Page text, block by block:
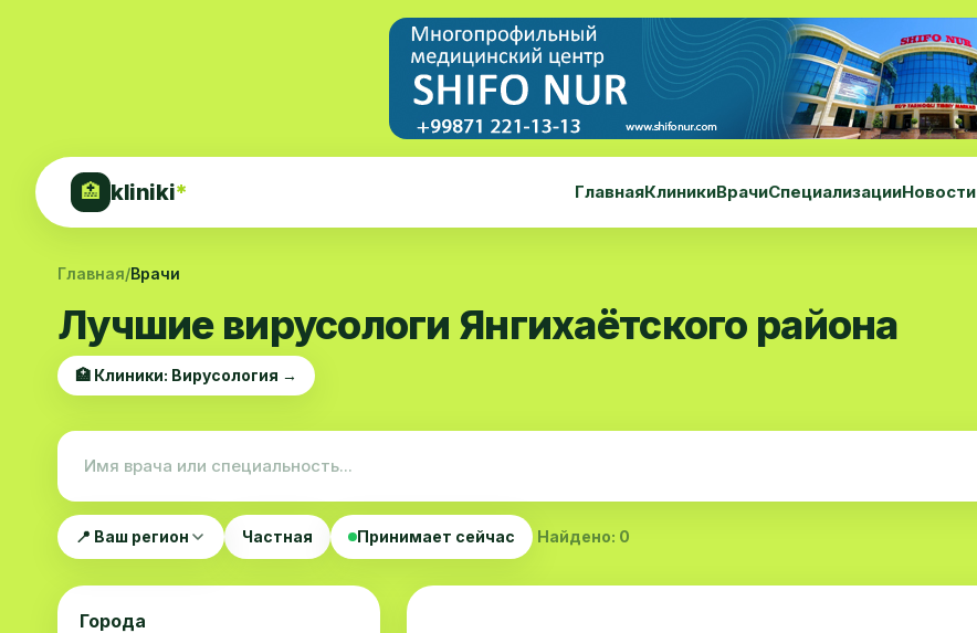
🏥 kliniki* ГлавнаяКлиникиВрачиСпециализацииНовости
Главная/Врачи
Лучшие вирусологи Янгихаётского района
🏥 Клиники: Вирусология →
📍 Ваш регион Частная Принимает сейчас Найдено: 0
Города